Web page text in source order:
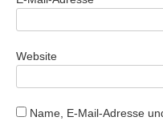
Website
Name, E-Mail-Adresse